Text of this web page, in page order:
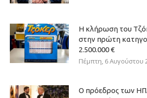
Η κλήρωση του
στην πρώτη
2.500.000 €
Πέμπτη, 6 Αυγούστου
Ο πρόεδρος των